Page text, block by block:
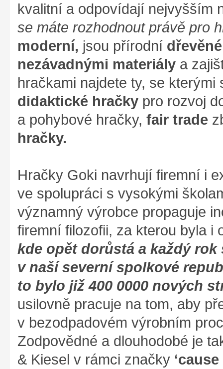
kvalitní a odpovídají nejvyšším
se máte rozhodnout právě pro
moderní, jsou přírodní
nezávadnými materiály a
hračkami najdete ty, se
didaktické hračky pro rozvoj
a pohybové hračky, fair trade
hračky.
Hračky Goki navrhují firemní i
ve spolupráci s vysokými
významný výrobce propaguje
firemní filozofii, za kterou byla i
kde opět dorůstá a každý
v naší severní spolkové
to bylo již 400 0000 nových
usilovně pracuje na tom, aby
v bezodpadovém výrobním
Zodpovědné a dlouhodobé je
& Kiesel v rámci značky ‘cause